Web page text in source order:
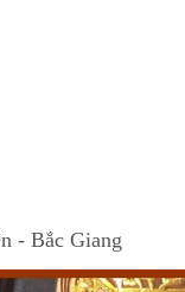
- Bắc Giang